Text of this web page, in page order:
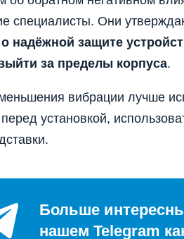
специалисты. Они
надёжной защите
за пределы корпуса.
вибрации лучше
установкой,
Больше
нашем Telegram